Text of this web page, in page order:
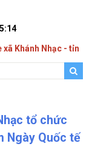
Khánh Nhạc - tỉnh
tổ chức
Ngày Quốc tế